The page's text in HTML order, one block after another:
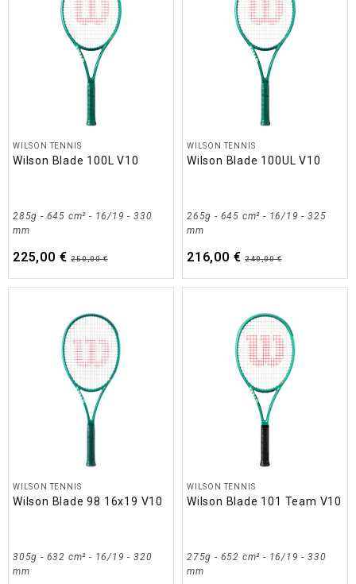
WILSON TENNIS
Wilson Blade 100L V10
285g - 645 cm² - 16/19 - 330
mm
225,00 € 250,00 €
WILSON TENNIS
Wilson Blade 100UL V10
265g - 645 cm² - 16/19 - 325
mm
216,00 € 240,00 €
WILSON TENNIS
Wilson Blade 98 16x19 V10
305g - 632 cm² - 16/19 - 320
mm
WILSON TENNIS
Wilson Blade 101 Team V10
275g - 652 cm² - 16/19 - 330
mm